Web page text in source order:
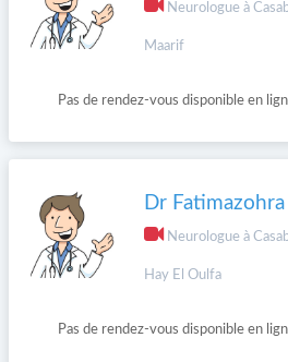
Neurologue à
Maarif
Pas de rendez-vous disponible en
Dr
Neurologue à
Hay El Oulfa
Pas de rendez-vous disponible en